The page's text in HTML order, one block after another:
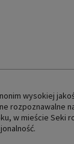
wysokiej
rozpoznawalne
w mieście